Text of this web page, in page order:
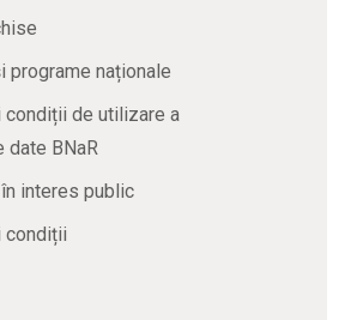
programe naționale
condiții de utilizare a
date BNaR
interes public
condiții